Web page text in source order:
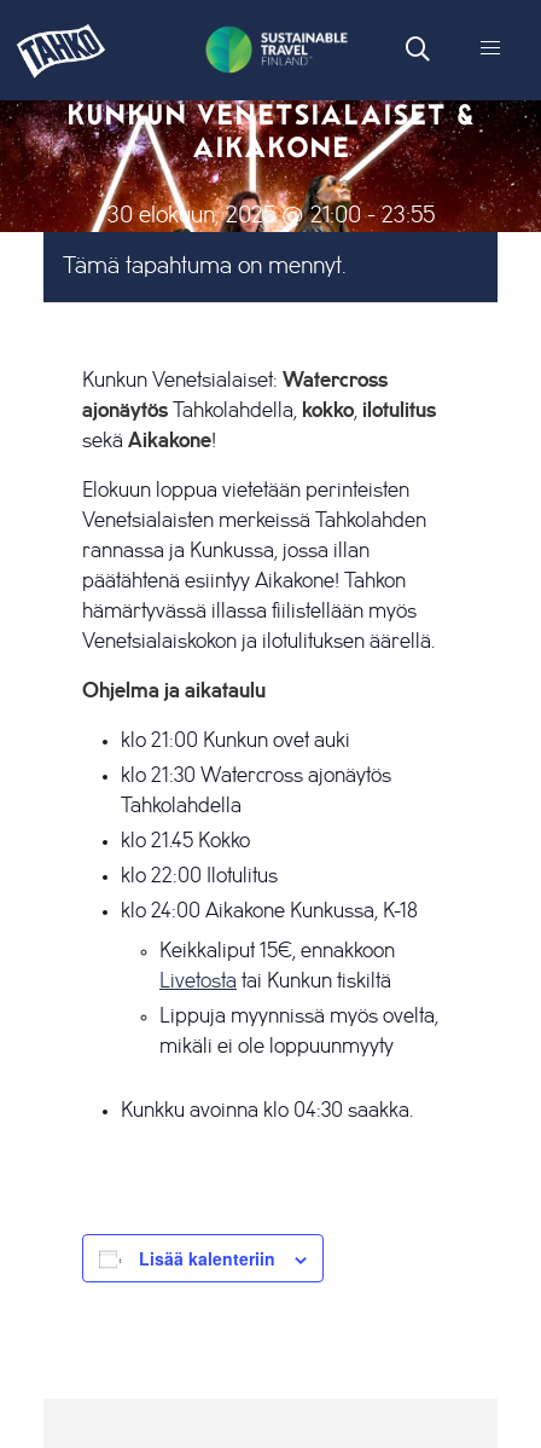
KUNKUN VENETSIALAISET &
AIKAKONE
30 elokuun, 2025 @ 21:00-23:55
Tämä tapahtuma on mennyt.
Kunkun Venetsialaiset: Watercross
ajonäytös Tahkolahdella, kokko ilotulitus
sekä Aikakone!
Elokuun loppua vietetään perinteisten
Venetsialaisten merkeissä Tahkolahden
rannassa ja Kunkussa, jossa illan
päätähtenä esiintyy Aikakone! Tahkon
hämärtyvässä illassa fiilistellään myös
Venetsialaiskokon ja ilotulituksen äärellä.
Ohjelma ja aikataulu
klo 21:00 Kunkun ovet auki
klo 21:30 Watercross ajonäytös
Tahkolahdella
klo 21.45 Kokko
klo 22:00 Ilotulitus
klo 24:00 Aikakone Kunkussa, K-18
Keikkaliput 15€, ennakkoon
Livetosta tai Kunkun tiskiltä
Lippuja myynnissä myös ovelta,
mikäli ei ole loppuunmyyty
Kunkku avoinna klo 04:30 saakka.
Lisää kalenteriin